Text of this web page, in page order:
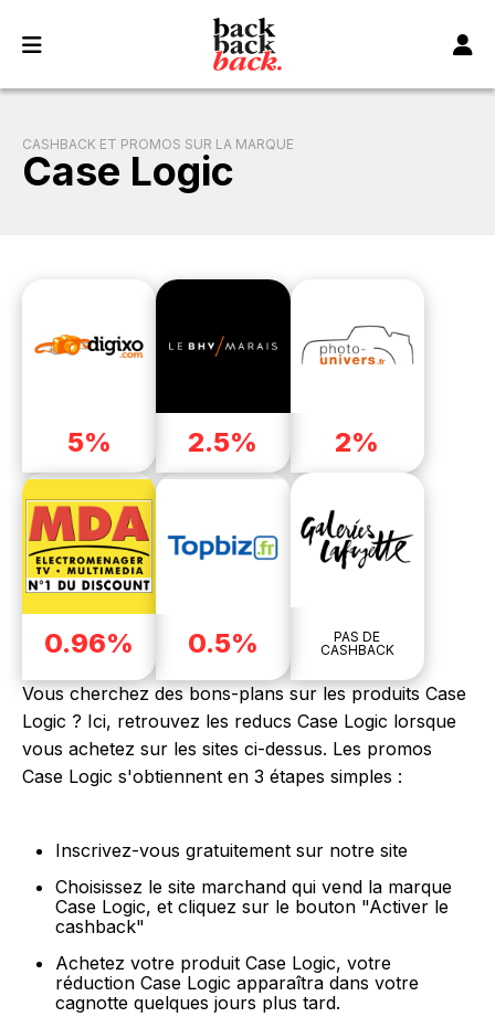
CASHBACK ET PROMOS SUR LA MARQUE
Case Logic
5% 2.5% 2%
0.96% 0.5%
PAS DE
CASHBACK
Vous cherchez des bons-plans sur les produits Case
Logic ? Ici, retrouvez les reducs Case Logic lorsque
vous achetez sur les sites ci-dessus. Les promos
Case Logic s'obtiennent en 3 étapes simples :
Inscrivez-vous gratuitement sur notre site
Choisissez le site marchand qui vend la marque
Case Logic, et cliquez sur le bouton "Activer le
cashback"
Achetez votre produit Case Logic, votre
réduction Case Logic apparaîtra dans votre
cagnotte quelques jours plus tard.